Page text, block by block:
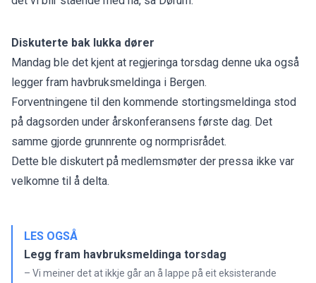
Diskuterte bak lukka dører
Mandag ble det kjent at regjeringa torsdag denne uka også
legger fram havbruksmeldinga i Bergen.
Forventningene til den kommende stortingsmeldinga stod
på dagsorden under årskonferansens første dag. Det
samme gjorde grunnrente og normprisrådet.
Dette ble diskutert på medlemsmøter der pressa ikke var
velkomne til å delta.
LES OGSÅ
Legg fram havbruksmeldinga torsdag
– Vi meiner det at ikkje går an å lappe på eit eksisterande